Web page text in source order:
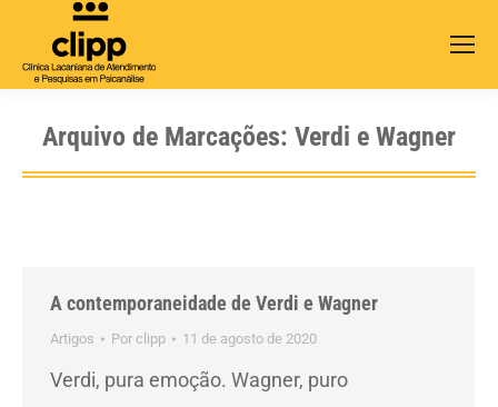
Arquivo de Marcações: Verdi e Wagner
A contemporaneidade de Verdi e Wagner
Artigos Por clipp 11 de agosto de 2020
Verdi, pura emoção. Wagner, puro